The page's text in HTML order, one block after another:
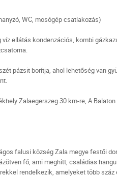
WC, mosógép csatlakozás)
ellátás kondenzációs, kombi
pázsit borítja, ahol lehetőség van
Zalaegerszeg 30 km-re, A
falusi község Zala megye festői
fő, ami meghitt, családias
rendelkezik, amelyeket több